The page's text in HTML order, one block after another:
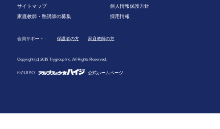
サイトマップ
個人情報保護方針
家庭教師・塾講師の募集
採用情報
会員サポート： 保護者の方 家庭教師の方
Copyright (c) 2019 Trygroup Inc. All Rights Reserved.
©ZUIYO 公式ホームページ